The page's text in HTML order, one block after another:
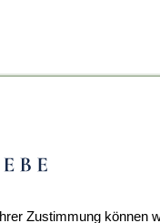
Zustimmung können